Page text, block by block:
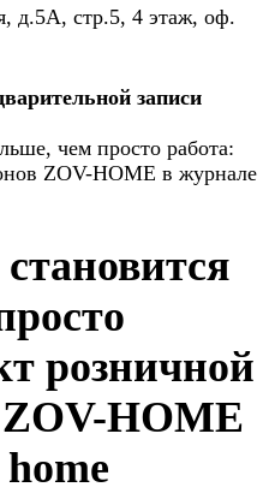
д.5А, стр.5, 4 этаж, оф.
записи
чем просто работа:
ZOV-HOME в журнале
розничной
ZOV-HOME